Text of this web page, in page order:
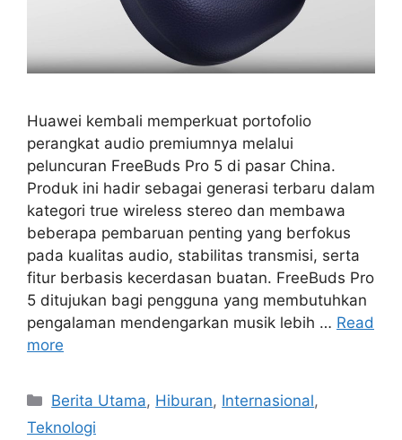
Huawei kembali memperkuat portofolio
perangkat audio premiumnya melalui
peluncuran FreeBuds Pro 5 di pasar China.
Produk ini hadir sebagai generasi terbaru dalam
kategori true wireless stereo dan membawa
beberapa pembaruan penting yang berfokus
pada kualitas audio, stabilitas transmisi, serta
fitur berbasis kecerdasan buatan. FreeBuds Pro
5 ditujukan bagi pengguna yang membutuhkan
pengalaman mendengarkan musik lebih … Read
more
C
Berita Utama, Hiburan, Internasional,
Teknologi